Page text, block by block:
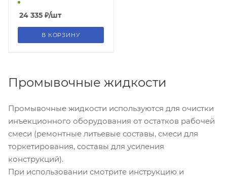
24 335 ₽/шт
В КОРЗИНУ
Промывочные жидкости
Промывочные жидкости используются для очистки
инъекционного оборудования от остатков рабочей
смеси (ремонтные литьевые составы, смеси для
торкетирования, составы для усиления
конструкций).
При использовании смотрите инструкцию и